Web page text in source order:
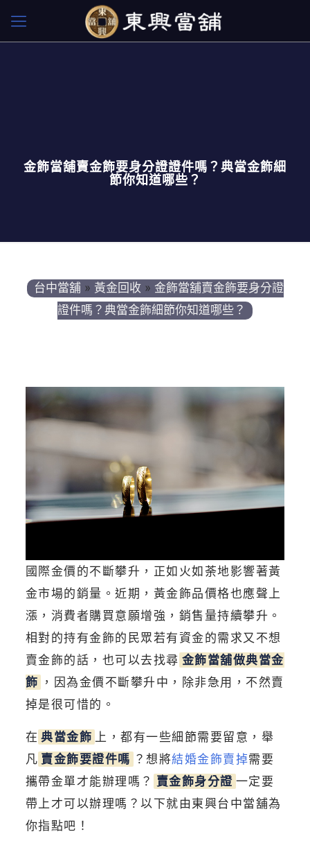
金飾當舖賣金飾要身分證證件嗎？典當金飾細
節你知道哪些？
台中當舖 » 黃金回收 » 金飾當舖賣金飾要身分證
證件嗎？典當金飾細節你知道哪些？
國際金價的不斷攀升，正如火如荼地影響著黃
金市場的銷量。近期，黃金飾品價格也應聲上
漲，消費者購買意願增強，銷售量持續攀升。
相對的持有金飾的民眾若有資金的需求又不想
賣金飾的話，也可以去找尋 金飾當舖做典當金
飾 ，因為金價不斷攀升中，除非急用，不然賣
掉是很可惜的。
在 典當金飾
上，都有一些細節需要留意，舉
凡 賣金飾要證件嗎 ？想將結婚金飾賣掉需要
攜帶金單才能辦理嗎？ 賣金飾身分證 一定要
帶上才可以辦理嗎？以下就由東興台中當舖為
你指點吧！